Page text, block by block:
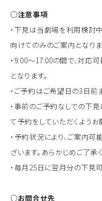
○注意事項
・下見は当劇場を利用検討
向けてのみのご案内となりま
・9:00～17:00の間で、対応
となります。
・ご予約はご希望日の3日前
・事前のご予約なしでの下
て予約をしていただくようお
・予約状況により、ご案内
ざいます。あらかじめご了承
・毎月25日に翌月分の下見
○お問合せ先